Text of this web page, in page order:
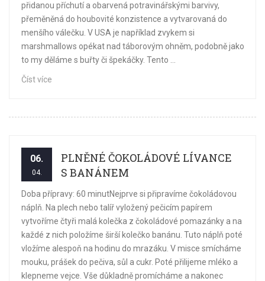
přidanou příchutí a obarvená potravinářskými barvivy,
přeměněná do houbovité konzistence a vytvarovaná do
menšího válečku. V USA je například zvykem si
marshmallows opékat nad táborovým ohněm, podobně jako
to my děláme s buřty či špekáčky. Tento ...
Číst více
06.
04.
PLNĚNÉ ČOKOLÁDOVÉ LÍVANCE
S BANÁNEM
Doba přípravy: 60 minutNejprve si připravíme čokoládovou
náplň. Na plech nebo talíř vyložený pečicím papírem
vytvoříme čtyři malá kolečka z čokoládové pomazánky a na
každé z nich položíme širší kolečko banánu. Tuto náplň poté
vložíme alespoň na hodinu do mrazáku. V misce smícháme
mouku, prášek do pečiva, sůl a cukr. Poté přilijeme mléko a
klepneme vejce. Vše důkladně promícháme a nakonec